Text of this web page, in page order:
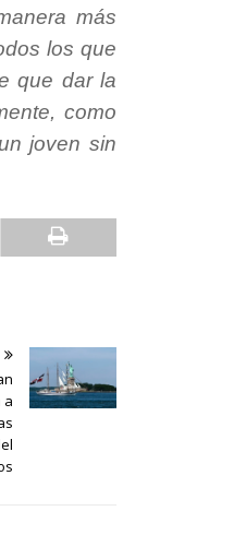
más
los que
que dar la
como
joven sin
a